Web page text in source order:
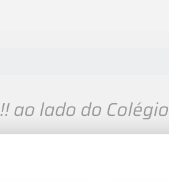
ao lado do